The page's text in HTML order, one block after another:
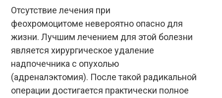
Отсутствие лечения при
феохромоцитоме невероятно опасно для
жизни. Лучшим лечением для этой болезни
является хирургическое удаление
надпочечника с опухолью
(адреналэктомия). После такой радикальной
операции достигается практически полное